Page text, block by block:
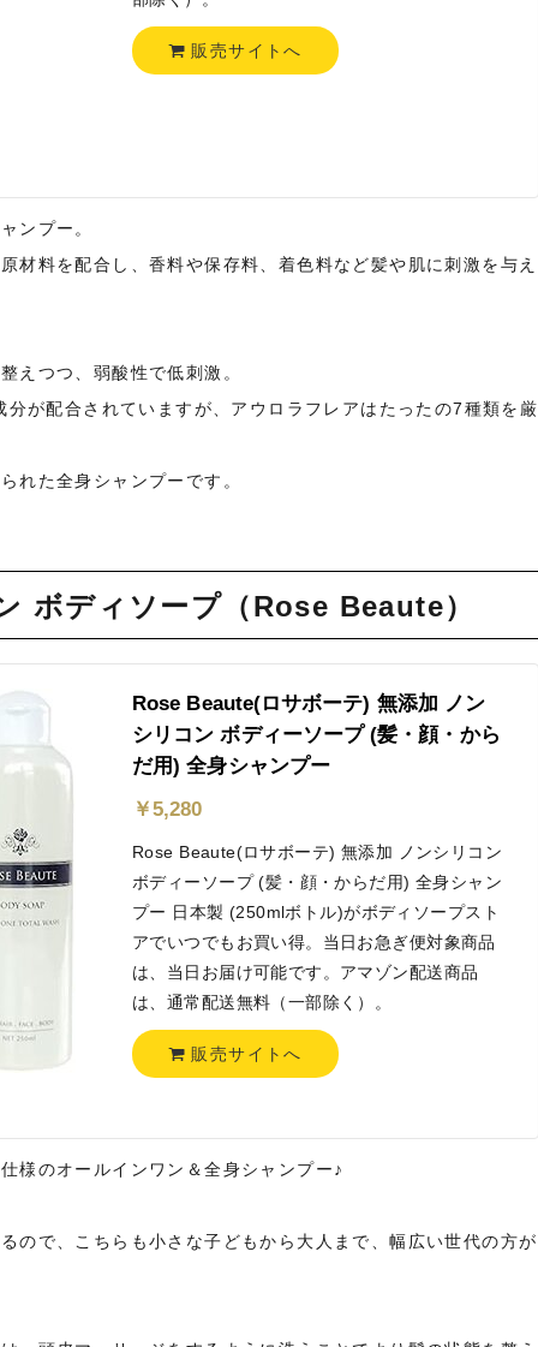
販売サイトへ
ンプー。
材料を配合し、香料や保存料、着色料など髪や肌に刺激を与え
えつつ、弱酸性で低刺激。
が配合されていますが、アウロラフレアはたったの7種類を厳
れた全身シャンプーです。
ボディソープ（Rose Beaute）
Rose Beaute(ロサボーテ) 無添加 ノン
シリコン ボディーソープ (髪・顔・から
だ用) 全身シャンプー
￥5,280
Rose Beaute(ロサボーテ) 無添加 ノンシリコン
ボディーソープ (髪・顔・からだ用) 全身シャン
プー 日本製 (250mlボトル)がボディソープスト
アでいつでもお買い得。当日お急ぎ便対象商品
は、当日お届け可能です。アマゾン配送商品
は、通常配送無料（一部除く）。
販売サイトへ
様のオールインワン＆全身シャンプー♪
ので、こちらも小さな子どもから大人まで、幅広い世代の方が